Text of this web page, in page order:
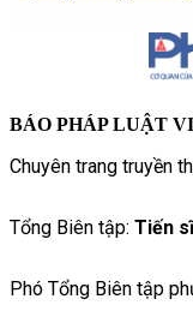
BÁO PHÁP LUẬT
Chuyên trang truyền
Tổng Biên tập: Tiến
Phó Tổng Biên tập